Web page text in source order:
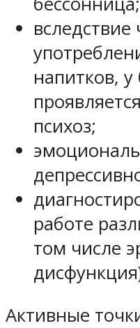
напитков,
психоз;
работе
том числе
Активные